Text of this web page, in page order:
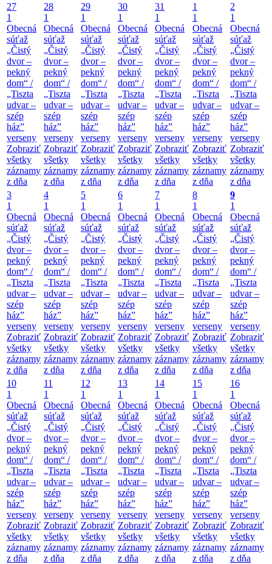
27
1
Obecná
súťaž
„Čistý
dvor –
pekný
dom“ /
„Tiszta
udvar –
szép
ház”
verseny
Zobraziť
všetky
záznamy
z dňa
28
1
Obecná
súťaž
„Čistý
dvor –
pekný
dom“ /
„Tiszta
udvar –
szép
ház”
verseny
Zobraziť
všetky
záznamy
z dňa
29
1
Obecná
súťaž
„Čistý
dvor –
pekný
dom“ /
„Tiszta
udvar –
szép
ház”
verseny
Zobraziť
všetky
záznamy
z dňa
30
1
Obecná
súťaž
„Čistý
dvor –
pekný
dom“ /
„Tiszta
udvar –
szép
ház”
verseny
Zobraziť
všetky
záznamy
z dňa
31
1
Obecná
súťaž
„Čistý
dvor –
pekný
dom“ /
„Tiszta
udvar –
szép
ház”
verseny
Zobraziť
všetky
záznamy
z dňa
1
1
Obecná
súťaž
„Čistý
dvor –
pekný
dom“ /
„Tiszta
udvar –
szép
ház”
verseny
Zobraziť
všetky
záznamy
z dňa
2
1
Obecná
súťaž
„Čistý
dvor –
pekný
dom“ /
„Tiszta
udvar –
szép
ház”
verseny
Zobraziť
všetky
záznamy
z dňa
3
1
Obecná
súťaž
„Čistý
dvor –
pekný
dom“ /
„Tiszta
udvar –
szép
ház”
verseny
Zobraziť
všetky
záznamy
z dňa
4
1
Obecná
súťaž
„Čistý
dvor –
pekný
dom“ /
„Tiszta
udvar –
szép
ház”
verseny
Zobraziť
všetky
záznamy
z dňa
5
1
Obecná
súťaž
„Čistý
dvor –
pekný
dom“ /
„Tiszta
udvar –
szép
ház”
verseny
Zobraziť
všetky
záznamy
z dňa
6
1
Obecná
súťaž
„Čistý
dvor –
pekný
dom“ /
„Tiszta
udvar –
szép
ház”
verseny
Zobraziť
všetky
záznamy
z dňa
7
1
Obecná
súťaž
„Čistý
dvor –
pekný
dom“ /
„Tiszta
udvar –
szép
ház”
verseny
Zobraziť
všetky
záznamy
z dňa
8
1
Obecná
súťaž
„Čistý
dvor –
pekný
dom“ /
„Tiszta
udvar –
szép
ház”
verseny
Zobraziť
všetky
záznamy
z dňa
9
1
Obecná
súťaž
„Čistý
dvor –
pekný
dom“ /
„Tiszta
udvar –
szép
ház”
verseny
Zobraziť
všetky
záznamy
z dňa
10
1
Obecná
súťaž
„Čistý
dvor –
pekný
dom“ /
„Tiszta
udvar –
szép
ház”
verseny
Zobraziť
všetky
záznamy
z dňa
11
1
Obecná
súťaž
„Čistý
dvor –
pekný
dom“ /
„Tiszta
udvar –
szép
ház”
verseny
Zobraziť
všetky
záznamy
z dňa
12
1
Obecná
súťaž
„Čistý
dvor –
pekný
dom“ /
„Tiszta
udvar –
szép
ház”
verseny
Zobraziť
všetky
záznamy
z dňa
13
1
Obecná
súťaž
„Čistý
dvor –
pekný
dom“ /
„Tiszta
udvar –
szép
ház”
verseny
Zobraziť
všetky
záznamy
z dňa
14
1
Obecná
súťaž
„Čistý
dvor –
pekný
dom“ /
„Tiszta
udvar –
szép
ház”
verseny
Zobraziť
všetky
záznamy
z dňa
15
1
Obecná
súťaž
„Čistý
dvor –
pekný
dom“ /
„Tiszta
udvar –
szép
ház”
verseny
Zobraziť
všetky
záznamy
z dňa
16
1
Obecná
súťaž
„Čistý
dvor –
pekný
dom“ /
„Tiszta
udvar –
szép
ház”
verseny
Zobraziť
všetky
záznamy
z dňa